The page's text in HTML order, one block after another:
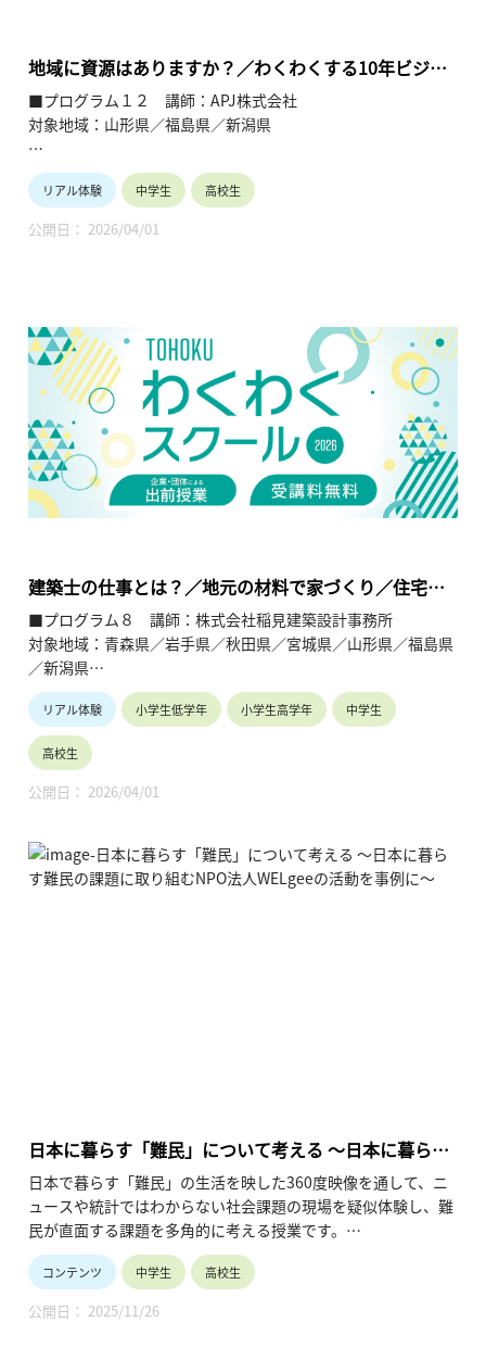
地域に資源はありますか？／わくわくする10年ビジョ
ンの作り方
■プログラム１２ 講師：APJ株式会社
対象地域：山形県／福島県／新潟県
【テーマ】
①地域に資源はありますか？（地域資源への考え方・創業）
②わくわくする10年ビジョンの作り方（モチベーションup）
という事を知ってもらう。
②人口が減る、少子高齢化など暗くなりがちな考え方から、日
本の人口は減っているが、世界の人口は増えているなど、選択
を自由に出来る時代だと伝える。
【TOHOKUわくわくスクール】主催：公益財団法人東北活性化
研究センター（https://www.kasseiken.jp/）
東北6県ならびに新潟県の小学生・中学生・高校生を対象と
企業や団体の活動内容に触れることで、地元の地域社会・産業
の理解を深めると共に、将来の選択肢の参考としてもらうこと
を目的とします。
リアル体験 中学生 高校生
公開日： 2026/04/01
建築士の仕事とは？／地元の材料で家づくり／住宅の
省エネ、日本と生活の違い
■プログラム８ 講師：株式会社稲見建築設計事務所
対象地域：青森県／岩手県／秋田県／宮城県／山形県／福島県
／新潟県
【テーマ】
①建築士の仕事とは？
②地元の材料で家づくり
③住宅の省エネ、日本と世界の違い
①建築士の仕事を知る。
②LCCO₂や林業、山林の現状を知り、地元の材料で建築する。
リアル体験 小学生低学年 小学生高学年 中学生
高校生
公開日： 2026/04/01
日本に暮らす「難民」について考える ～日本に暮らす
難民の課題に取り組むNPO法人WELgeeの活動を事例
に～
日本で暮らす「難民」の生活を映した360度映像を通して、ニ
ュースや統計ではわからない社会課題の現場を疑似体験し、難
民が直面する課題を多角的に考える授業です。
さらに、この分野で活躍する社会起業家のインタビューを通し
て、社会課題の捉え方やその解決方法についての新たな視点を
獲得していきます。
コンテンツ 中学生 高校生
公開日： 2025/11/26